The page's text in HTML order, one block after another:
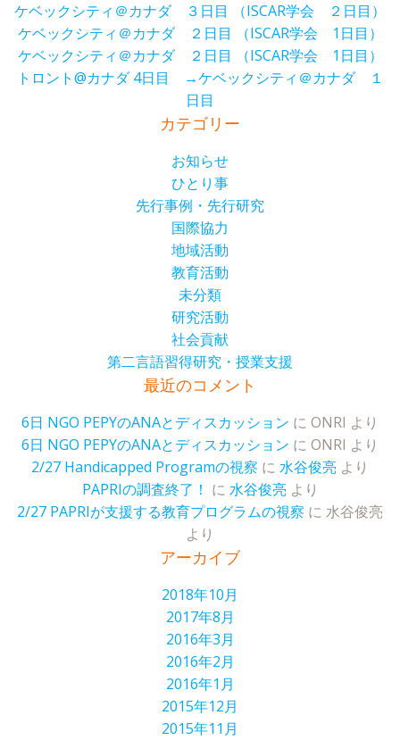
ケベックシティ＠カナダ ３日目 （ISCAR学会 ２日目）
ケベックシティ＠カナダ ２日目 （ISCAR学会 1日目）
ケベックシティ＠カナダ ２日目 （ISCAR学会 1日目）
トロント@カナダ 4日目 →ケベックシティ＠カナダ １
日目
カテゴリー
お知らせ
ひとり事
先行事例・先行研究
国際協力
地域活動
教育活動
未分類
研究活動
社会貢献
第二言語習得研究・授業支援
最近のコメント
6日 NGO PEPYのANAとディスカッション に ONRI より
6日 NGO PEPYのANAとディスカッション に ONRI より
2/27 Handicapped Programの視察 に 水谷俊亮 より
PAPRIの調査終了！ に 水谷俊亮より
2/27 PAPRIが支援する教育プログラムの視察 に 水谷俊亮
より
アーカイブ
2018年10月
2017年8月
2016年3月
2016年2月
2016年1月
2015年12月
2015年11月